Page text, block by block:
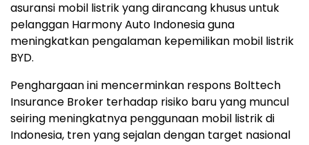
asuransi mobil listrik yang dirancang khusus untuk
pelanggan Harmony Auto Indonesia guna
meningkatkan pengalaman kepemilikan mobil listrik
BYD.
Penghargaan ini mencerminkan respons Bolttech
Insurance Broker terhadap risiko baru yang muncul
seiring meningkatnya penggunaan mobil listrik di
Indonesia, tren yang sejalan dengan target nasional